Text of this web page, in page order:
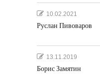
10.02.2021
Руслан Пивоваров
13.11.2019
Борис Замятин